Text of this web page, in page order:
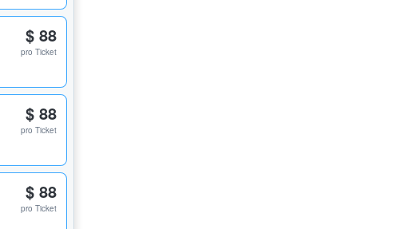
$ 88
pro Ticket
$ 88
pro Ticket
$ 88
pro Ticket